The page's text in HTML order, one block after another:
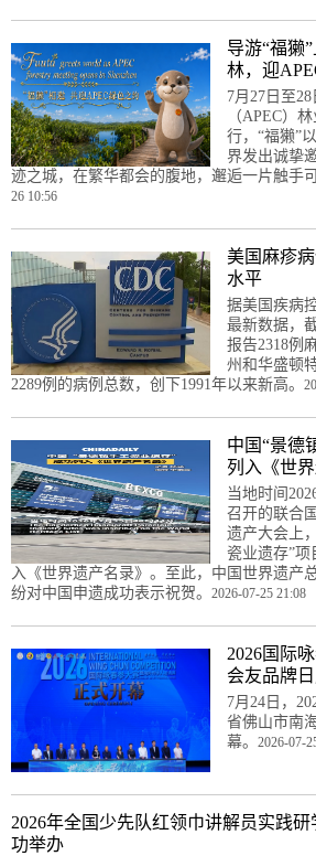
导游“福獭
林，迎
7月27日至
（APEC）
行，“福獭”
界发出诚挚
迹之城，在繁华都会的腹地，邂逅一片触手
26 10:56
美国麻疹
水平
据美国疾病
最新数据，
报告2318例
州和华盛顿
2289例的病例总数，创下1991年以来新高。
中国“景德
列入《世界
当地时间
召开的联合
遗产大会上
瓷业遗存”项
入《世界遗产名录》。至此，中国世界遗产
纷对中国申遗成功表示祝贺。 2026-07-25 21:08
2026国际
会友品牌
7月24日，
省佛山市南
幕。 2026-07-
2026年全国少先队红领巾讲解员实践
功举办